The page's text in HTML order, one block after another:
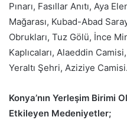
Pınarı, Fasıllar Anıtı, Aya
Mağarası, Kubad-Abad
Obrukları, Tuz Gölü, İnce
Kaplıcaları, Alaeddin
Yeraltı Şehri, Aziziye Camisi.
Konya’nın Yerleşim Birimi
Etkileyen Medeniyetler;